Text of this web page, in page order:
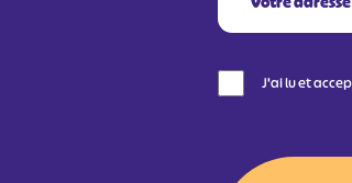
J'ai lu et